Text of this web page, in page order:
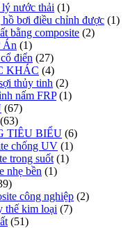
nước thải (1)
hồ bơi điều chỉnh được (1)
bằng composite (2)
Án (1)
điển (27)
KHÁC (4)
thủy tinh (2)
nấm FRP(1)
(67)
(63)
TIÊU BIỂU (6)
chống UV (1)
trong suốt (1)
nhẹ bền (1)
công nghiệp (2)
thế kim loại (7)
(51)